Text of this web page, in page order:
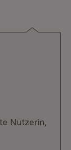
Nutzerin,